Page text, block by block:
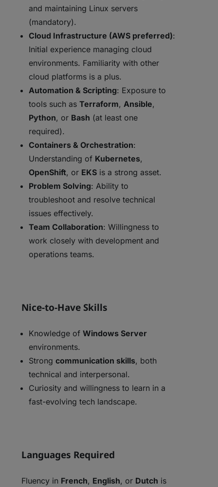
and maintaining Linux servers
(mandatory).
Cloud Infrastructure (AWS preferred):
Initial experience managing cloud
environments. Familiarity with other
cloud platforms is a plus.
Automation & Scripting: Exposure to
tools such asTerraform,Ansible,
Python, or Bash (at least one
required).
Containers & Orchestration:
Understanding of Kubernetes,
OpenShift, or EKS is a strong asset.
Problem Solving: Ability to
troubleshoot and resolve technical
issues effectively.
Team Collaboration: Willingness to
work closely with development and
operations teams.
Nice-to-Have Skills
Knowledge ofWindows Server
environments.
Strongcommunication skills, both
technical and interpersonal.
Curiosity and willingness to learn in a
fast-evolving tech landscape.
Languages Required
Fluency in French, English, or Dutch is